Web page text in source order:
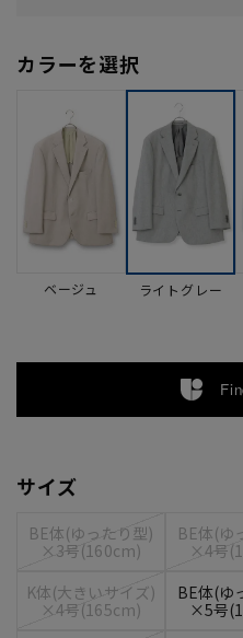
カラーを選択
ベージュ ライトグレー
サイズ
BE体(ゆったり型)
×3号(160cm)
BE体(ゆ
×4号
K体(大きいサイズ)
×4号(165cm)
BE体(ゆ
×5号